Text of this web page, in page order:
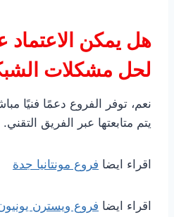
هل يمكن الاعتماد
لحل مشكلات
نعم، توفر الفروع دعمًا فنيًا
يتم متابعتها عبر الفريق التقني.
اقراء ايضا فروع مونتانيا جدة
اقراء ايضا فروع ويسترن